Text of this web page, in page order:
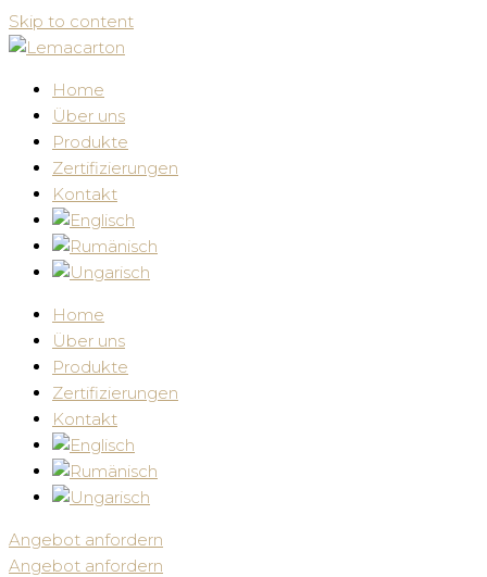
Skip to content
Home
Über uns
Produkte
Zertifizierungen
Kontakt
Home
Über uns
Produkte
Zertifizierungen
Kontakt
Angebot anfordern
Angebot anfordern